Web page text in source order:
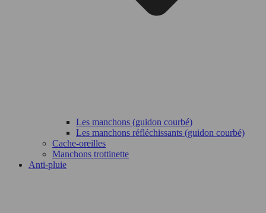
Les manchons (guidon courbé)
Les manchons réfléchissants (guidon courbé)
Cache-oreilles
Manchons trottinette
Anti-pluie